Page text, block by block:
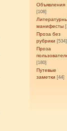
Объявления
[108]
манифесты
Проза без
рубрики [534]
Проза
[180]
Путевые
заметки [44]